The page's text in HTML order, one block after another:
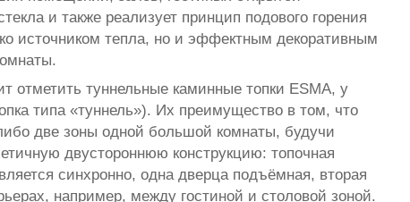
и также реализует принцип подового горения
источником тепла, но и эффектным декоративным
отметить туннельные каминные топки ESMA, у
типа «туннель»). Их преимущество в том, что
две зоны одной большой комнаты, будучи
двустороннюю конструкцию: топочная
синхронно, одна дверца подъёмная, вторая
например, между гостиной и столовой зоной.